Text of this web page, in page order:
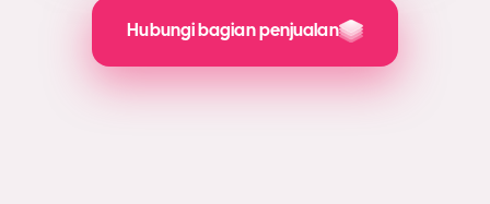
Hubungi bagian penjualan